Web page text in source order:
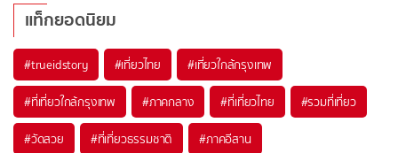
แท็กยอดนิยม
#trueidstory #เที่ยวไทย #เที่ยวใกล้กรุงเทพ
#ที่เที่ยวใกล้กรุงเทพ #ภาคกลาง #ที่เที่ยวไทย #รวมที่เที่ยว
#วัดสวย #ที่เที่ยวธรรมชาติ #ภาคอีสาน